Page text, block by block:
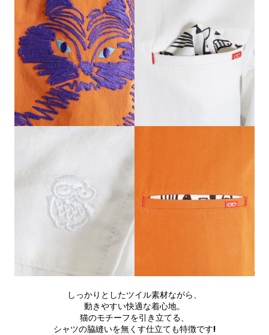
しっかりとしたツイル素材ながら、
動きやすい快適な着心地。
猫のモチーフを引き立てる、
シャツの脇縫いを無くす仕立ても特徴です!